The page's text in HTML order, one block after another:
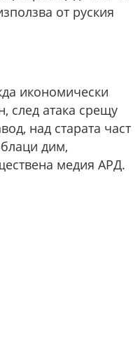
от руския
икономически
след атака срещу
над старата част
дим,
медия АРД.